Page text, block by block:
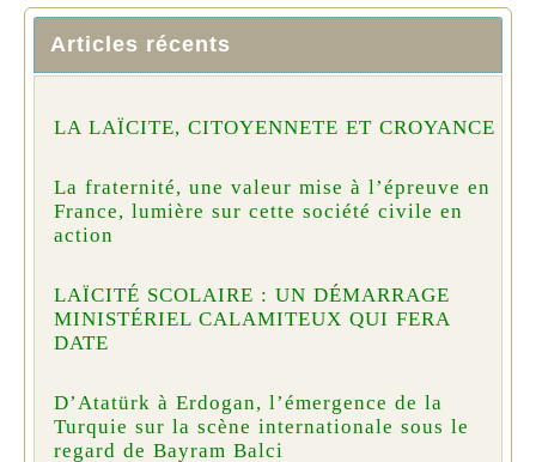
Articles récents
LA LAÏCITE, CITOYENNETE ET CROYANCE
La fraternité, une valeur mise à l’épreuve en
France, lumière sur cette société civile en
action
LAÏCITÉ SCOLAIRE : UN DÉMARRAGE
MINISTÉRIEL CALAMITEUX QUI FERA
DATE
D’Atatürk à Erdogan, l’émergence de la
Turquie sur la scène internationale sous le
regard de Bayram Balci